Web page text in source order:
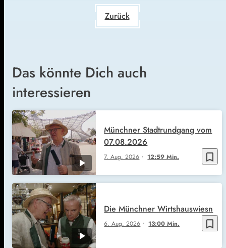
Zurück
Das könnte Dich auch
interessieren
bookmark_border
7. Aug. 2026 12:59 Min.
Münchner Stadtrundgang vom
07.08.2026
bookmark_border
6. Aug. 2026 13:00 Min.
Die Münchner Wirtshauswiesn